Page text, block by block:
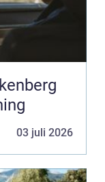
03 juli 2026